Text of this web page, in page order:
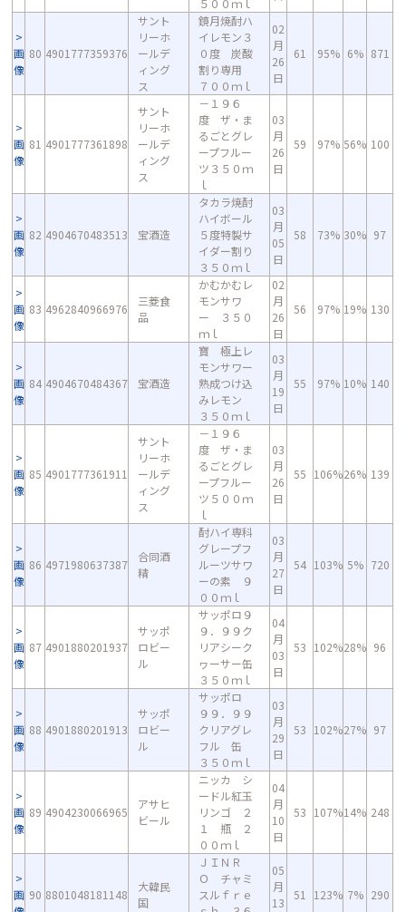
５００ｍｌ
画
像
80 4901777359376
サント
リーホ
ールデ
ィング
ス
鏡月焼酎ハ
イレモン３
０度 炭酸
割り専用
７００ｍｌ
02
月
26
日
61 95% 6% 871
画
像
81 4901777361898
サント
リーホ
ールデ
ィング
ス
－１９６
度 ザ・ま
るごとグレ
ープフルー
ツ３５０ｍ
ｌ
03
月
26
日
59 97% 56% 100
画
像
82 4904670483513 宝酒造
タカラ焼酎
ハイボール
５度特製サ
イダー割り
３５０ｍｌ
03
月
05
日
58 73% 30% 97
画
像
83 4962840966976
三菱食
品
かむかむレ
モンサワ
ー ３５０
ｍｌ
02
月
26
日
56 97% 19% 130
画
像
84 4904670484367 宝酒造
寶 極上レ
モンサワー
熟成つけ込
みレモン
３５０ｍｌ
03
月
19
日
55 97% 10% 140
画
像
85 4901777361911
サント
リーホ
ールデ
ィング
ス
－１９６
度 ザ・ま
るごとグレ
ープフルー
ツ５００ｍ
ｌ
03
月
26
日
55 106%26% 139
画
像
86 4971980637387
合同酒
精
酎ハイ専科
グレープフ
ルーツサワ
ーの素 ９
００ｍｌ
03
月
27
日
54 103% 5% 720
画
像
87 4901880201937
サッポ
ロビー
ル
サッポロ９
９．９９ク
リアシーク
ヮーサー缶
３５０ｍｌ
04
月
03
日
53 102%28% 96
画
像
88 4901880201913
サッポ
ロビー
ル
サッポロ
９９．９９
クリアグレ
フル 缶
３５０ｍｌ
03
月
29
日
53 102%27% 97
画
像
89 4904230066965
アサヒ
ビール
ニッカ シ
ードル紅玉
リンゴ ２
１ 瓶 ２
００ｍｌ
04
月
10
日
53 107%14% 248
画 90 8801048181148
大韓民
国
ＪＩＮＲ
Ｏ チャミ
スルｆｒｅ
05
月
13
51 123% 7% 290